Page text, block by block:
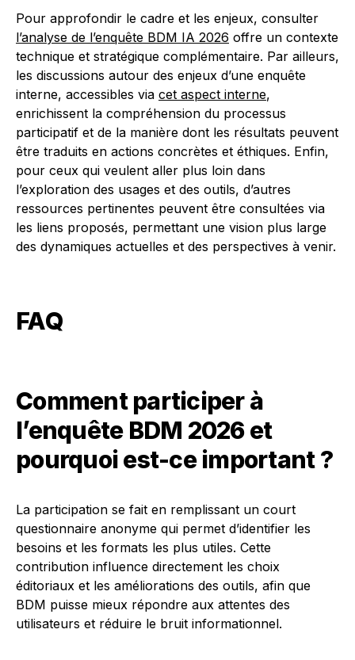
Pour approfondir le cadre et les enjeux, consulter
l’analyse de l’enquête BDM IA 2026 offre un contexte
technique et stratégique complémentaire. Par ailleurs,
les discussions autour des enjeux d’une enquête
interne, accessibles via cet aspect interne,
enrichissent la compréhension du processus
participatif et de la manière dont les résultats peuvent
être traduits en actions concrètes et éthiques. Enfin,
pour ceux qui veulent aller plus loin dans
l’exploration des usages et des outils, d’autres
ressources pertinentes peuvent être consultées via
les liens proposés, permettant une vision plus large
des dynamiques actuelles et des perspectives à venir.
FAQ
Comment participer à
l’enquête BDM 2026 et
pourquoi est-ce important ?
La participation se fait en remplissant un court
questionnaire anonyme qui permet d’identifier les
besoins et les formats les plus utiles. Cette
contribution influence directement les choix
éditoriaux et les améliorations des outils, afin que
BDM puisse mieux répondre aux attentes des
utilisateurs et réduire le bruit informationnel.